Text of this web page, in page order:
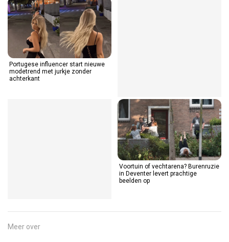
Portugese influencer start nieuwe
modetrend met jurkje zonder
achterkant
Voortuin of vechtarena? Burenruzie
in Deventer levert prachtige
beelden op
Meer over